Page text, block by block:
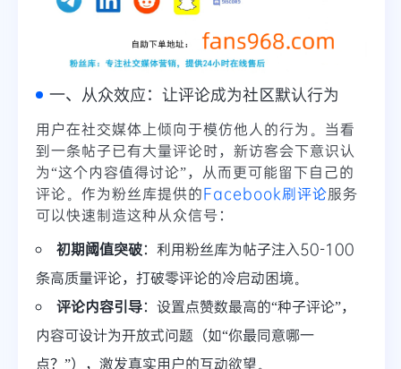
一、从众效应：让评论成为社区默认行为
用户在社交媒体上倾向于模仿他人的行为。当看
到一条帖子已有大量评论时，新访客会下意识认
为“这个内容值得讨论”，从而更可能留下自己的
评论。作为粉丝库提供的Facebook刷评论服务
可以快速制造这种从众信号：
初期阈值突破：利用粉丝库为帖子注入50-100
条高质量评论，打破零评论的冷启动困境。
评论内容引导：设置点赞数最高的“种子评论”，
内容可设计为开放式问题（如“你最同意哪一
点？”），激发真实用户的互动欲望。